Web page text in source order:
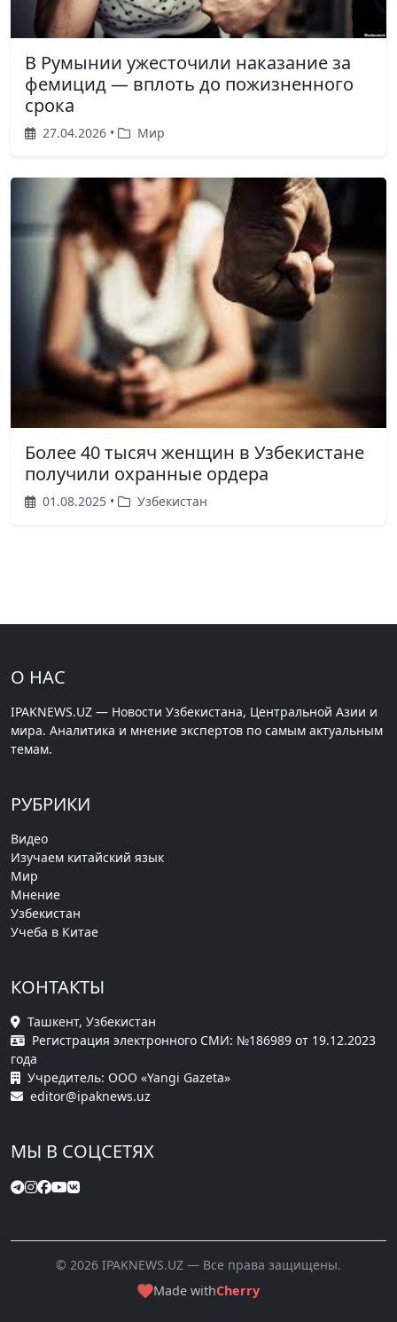
В Румынии ужесточили наказание за
фемицид — вплоть до пожизненного
срока
27.04.2026 • Мир
Более 40 тысяч женщин в Узбекистане
получили охранные ордера
01.08.2025 • Узбекистан
О НАС
IPAKNEWS.UZ — Новости Узбекистана, Центральной Азии и
мира. Аналитика и мнение экспертов по самым актуальным
темам.
РУБРИКИ
Видео
Изучаем китайский язык
Мир
Мнение
Узбекистан
Учеба в Китае
КОНТАКТЫ
Ташкент, Узбекистан
Регистрация электронного СМИ: №186989 от 19.12.2023
года
Учредитель: ООО «Yangi Gazeta»
editor@ipaknews.uz
МЫ В СОЦСЕТЯХ
© 2026 IPAKNEWS.UZ — Все права защищены.
Made withCherry